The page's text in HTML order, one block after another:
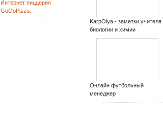
Интернет пиццерия
GoGoPizza.
KarpOlya - заметки учителя
биологии и химии
Онлайн футбольный
менеджер